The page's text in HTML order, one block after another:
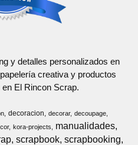
y detalles personalizados en
creativa y productos
El Rincon Scrap.
decoracion decorar
decoupage
kora-projects manualidades
scrapbook scrapbooking